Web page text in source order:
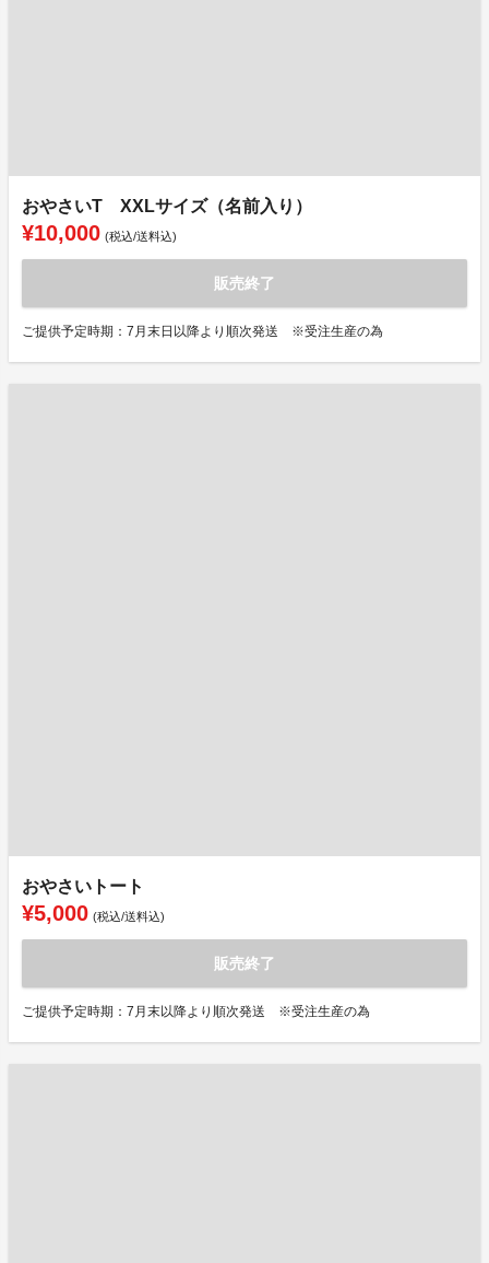
おやさいT XXLサイズ（名前入り）
¥10,000 (税込/送料込)
販売終了
ご提供予定時期：7月末日以降より順次発送 ※受注生産の為
おやさいトート
¥5,000 (税込/送料込)
販売終了
ご提供予定時期：7月末以降より順次発送 ※受注生産の為